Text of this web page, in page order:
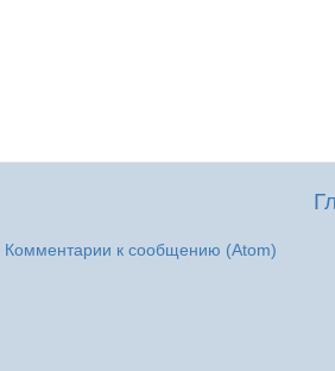
Комментарии к сообщению (Atom)